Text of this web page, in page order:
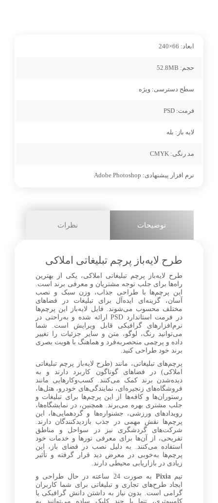
ابعاد:
حجم:
سطح دسترسی: ویژه
فرمت: PSD
لایه باز: بله
مد رنگی: CMYK
نرم افزار پیشنهادی:
توضیحات نظرات
طرح لایه‌باز پرچم تبلیغاتی املاکی
طرح لایه‌باز پرچم تبلیغاتی املاکی، یکی از بهترین
راه‌ها برای جلب توجه مشتریان و معرفی برند است.
این پرچم‌ها با طراحی جذاب، وزن سبک و نصب
آسان، گزینه‌ای ایده‌آل برای تبلیغات در فضاهای
مختلف محسوب می‌شوند. فایل لایه‌باز این پرچم‌ها
در فرمت استاندارد PSD ارائه شده و به‌راحتی در
نرم‌افزارهای گرافیکی قابل ویرایش است. شما
می‌توانید رنگ، لوگو، متن و سایر جزئیات را تغییر
داده و پرچمی منحصربه‌فرد و هماهنگ با هویت بصری
برند خود طراحی کنید.
پرچم‌های تبلیغاتی، مانند (طرح لایه‌باز پرچم تبلیغاتی
املاکی) در فضاهای گوناگون کاربرد دارند و به
دیده‌شدن برند کمک می‌کنند. کسب‌وکارهایی مانند
فروشگاه‌های زنجیره‌ای، نمایندگی‌های خودرو، هتل‌ها،
رستوران‌ها و کافه‌ها از این پرچم‌ها برای تبلیغات و
جلب مشتری بهره می‌برند. همچنین، در نمایشگاه‌ها،
رویدادهای ورزشی، جشنواره‌ها و گردهمایی‌ها، این
پرچم‌ها نقش مهمی در جذب بازدیدکنندگان دارند.
شرکت‌های گردشگری نیز در سواحل و مناطق
تفریحی، از آن‌ها برای معرفی تورها و خدمات خود
استفاده می‌کنند. به دلیل نصب در فضای باز، این
پرچم‌ها به‌خوبی در معرض دید قرار گرفته و تأثیر
زیادی در بازاریابی محیطی دارند.
تیمPixia
به صورت 24 ساعته در حال طراحی و
ایجاد طرح‌های تجاری و تبلیغاتی برای شما کاربران
گرامی است. بدون نیاز به داشتن دانش گرافیکی یا
کامپیوتری، تنها با چند کلیک ساده می‌توانید به